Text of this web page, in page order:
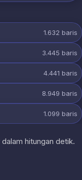
1.632 baris
3.445 baris
4.441 baris
8.949 baris
1.099 baris
hitungan detik.